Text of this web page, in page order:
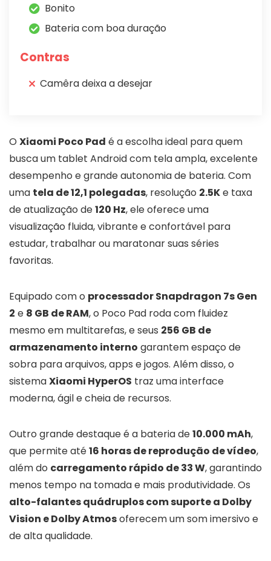
Bonito
Bateria com boa duração
Contras
Camêra deixa a desejar
O Xiaomi Poco Pad é a escolha ideal para quem
busca um tablet Android com tela ampla, excelente
desempenho e grande autonomia de bateria. Com
uma tela de 12,1 polegadas, resolução 2.5Ke taxa
de atualização de120 Hz, ele oferece uma
visualização fluida, vibrante e confortável para
estudar, trabalhar ou maratonar suas séries
favoritas.
Equipado com o processador Snapdragon 7s Gen
2 e 8 GB de RAM, o Poco Pad roda com fluidez
mesmo em multitarefas, e seus 256 GB de
armazenamento interno garantem espaço de
sobra para arquivos, apps e jogos. Além disso, o
sistemaXiaomi HyperOS traz uma interface
moderna, ágil e cheia de recursos.
Outro grande destaque é a bateria de10.000 mAh,
que permite até16 horas de reprodução de vídeo,
além do carregamento rápido de 33 W, garantindo
menos tempo na tomada e mais produtividade. Os
alto-falantes quádruplos com suporte a Dolby
Vision e Dolby Atmosoferecem um som imersivo e
de alta qualidade.